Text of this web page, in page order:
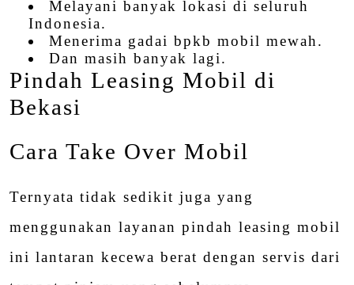
Melayani banyak lokasi di seluruh
Indonesia.
Menerima gadai bpkb mobil mewah.
Dan masih banyak lagi.
Pindah Leasing Mobil di
Bekasi
Cara Take Over Mobil
Ternyata tidak sedikit juga yang
menggunakan layanan pindah leasing mobil
ini lantaran kecewa berat dengan servis dari